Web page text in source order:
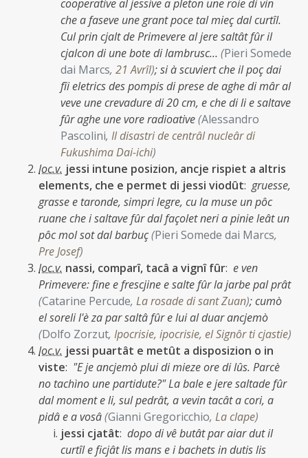
cooperative al jessive a pleton une roie di vin
che a faseve une grant poce tal mieç dal curtîl.
Cul prin cjalt de Primevere al jere saltât fûr il
cjalcon di une bote di lambrusc… (Pieri Somede
dai Marcs, 21 Avrîl);si à scuviert che il poç dai
fîi eletrics des pompis di prese de aghe di mâr al
veve une crevadure di 20 cm, e che di li e saltave
fûr aghe une vore radioative(Alessandro
Pascolini, Il disastri de centrâl nucleâr di
Fukushima Dai-ichi)
loc.v. jessi intune posizion, ancje rispiet a altris
elements, che e permet di jessi viodût: gruesse,
grasse e taronde, simpri legre, cu la muse un pôc
ruane che i saltave fûr dal façolet neri a pinie leât un
pôc mol sot dal barbuç(Pieri Somede dai Marcs,
Pre Josef)
loc.v. nassi, comparî, tacâ a vignî fûr: e ven
Primevere: fine e frescjine e salte fûr la jarbe pal prât
(Catarine Percude, La rosade di sant Zuan);cumò
el soreli l'è za par saltâ fûr e lui al duar ancjemò
(Dolfo Zorzut, Ipocrisie, ipocrisie, el Signôr ti cjastie)
loc.v. jessi puartât e metût a disposizion o in
viste: "E je ancjemò plui di mieze ore di lûs. Parcè
no tachìno une partidute?" La bale e jere saltade fûr
dal moment e li, sul pedrât, a vevin tacât a cori, a
pidâ e a vosâ(Gianni Gregoricchio, La clape)
jessi cjatât: dopo di vê butât par aiar dut il
curtîl e ficjât lis mans e i bachets in dutis lis